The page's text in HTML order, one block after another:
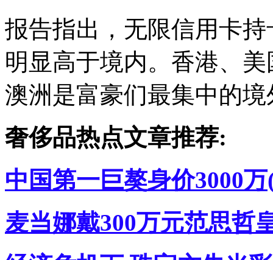
报告指出，无限信用卡
明显高于境内。香港、
澳洲是富豪们最集中的
奢侈品热点文章推荐:
中国第一巨獒身价3000
麦当娜戴300万元范思哲